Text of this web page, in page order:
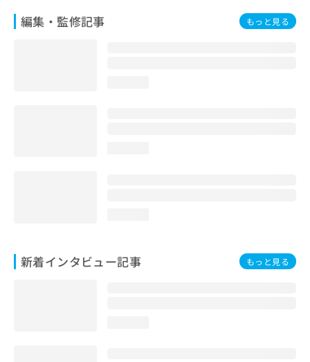
編集・監修記事 もっと見る
新着インタビュー記事 もっと見る